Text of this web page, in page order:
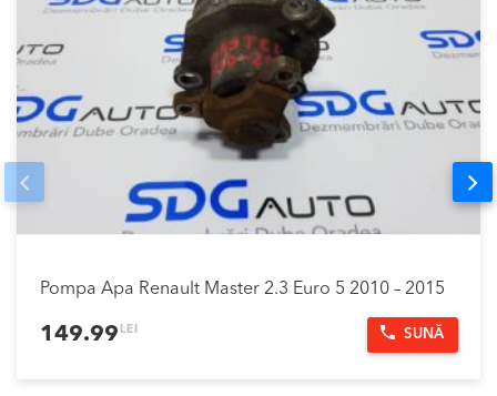
Pompa Apa Renault Master 2.3 Euro 5 2010 – 2015
149.99 LEI SUNĂ
Prev